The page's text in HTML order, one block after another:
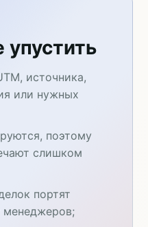
источника,
или нужных
поэтому
слишком
портят
менеджеров;